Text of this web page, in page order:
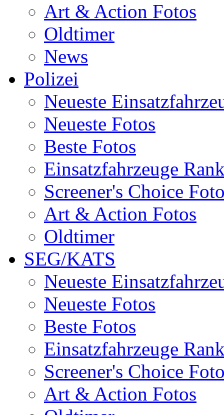
Art & Action Fotos
Oldtimer
News
Polizei
Neueste
Neueste Fotos
Beste Fotos
Einsatzfahrzeuge
Screener's Choice
Art & Action Fotos
Oldtimer
SEG/KATS
Neueste
Neueste Fotos
Beste Fotos
Einsatzfahrzeuge
Screener's Choice
Art & Action Fotos